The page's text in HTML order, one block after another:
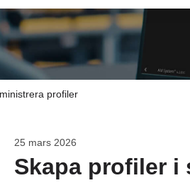
är tomt.
profiler
25 mars 2026
Skapa profiler i